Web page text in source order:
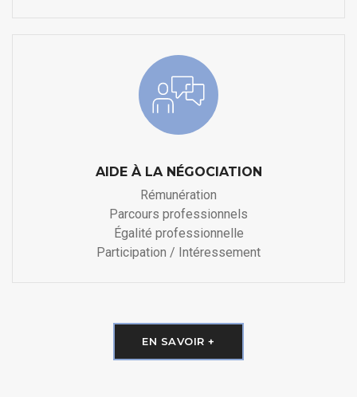
AIDE À LA NÉGOCIATION
Rémunération
Parcours professionnels
Égalité professionnelle
Participation / Intéressement
EN SAVOIR +